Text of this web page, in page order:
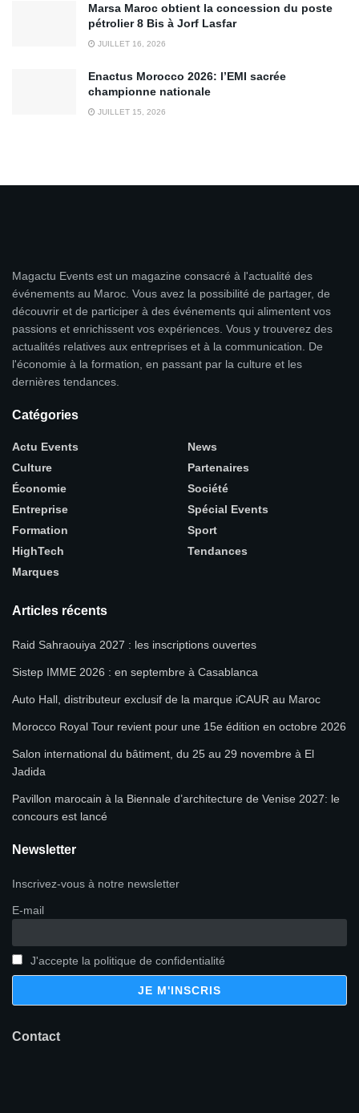
Marsa Maroc obtient la concession du poste
pétrolier 8 Bis à Jorf Lasfar
JUILLET 16, 2026
Enactus Morocco 2026: l’EMI sacrée
championne nationale
JUILLET 15, 2026
Magactu Events est un magazine consacré à l'actualité des
événements au Maroc. Vous avez la possibilité de partager, de
découvrir et de participer à des événements qui alimentent vos
passions et enrichissent vos expériences. Vous y trouverez des
actualités relatives aux entreprises et à la communication. De
l'économie à la formation, en passant par la culture et les
dernières tendances.
Catégories
Actu Events
Culture
Économie
Entreprise
Formation
HighTech
Marques
News
Partenaires
Société
Spécial Events
Sport
Tendances
Articles récents
Raid Sahraouiya 2027 : les inscriptions ouvertes
Sistep IMME 2026 : en septembre à Casablanca
Auto Hall, distributeur exclusif de la marque iCAUR au Maroc
Morocco Royal Tour revient pour une 15e édition en octobre 2026
Salon international du bâtiment, du 25 au 29 novembre à El
Jadida
Pavillon marocain à la Biennale d’architecture de Venise 2027: le
concours est lancé
Newsletter
Inscrivez-vous à notre newsletter
E-mail
J'accepte la politique de confidentialité
Contact